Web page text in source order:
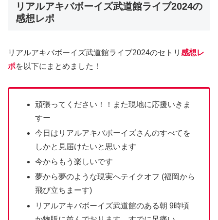
リアルアキバボーイズ武道館ライブ2024の
感想レポ
リアルアキバボーイズ武道館ライブ2024のセトリ 感想レ
ポを以下にまとめました！
頑張ってください！！また現地に応援いきま
すー
今日はリアルアキバボーイズさんのすべてを
しかと見届けたいと思います
今からもう楽しいです
夢から夢のような現実へテイクオフ (福岡から
飛び立ちまーす)
リアルアキバボーイズ武道館のある朝 9時頃